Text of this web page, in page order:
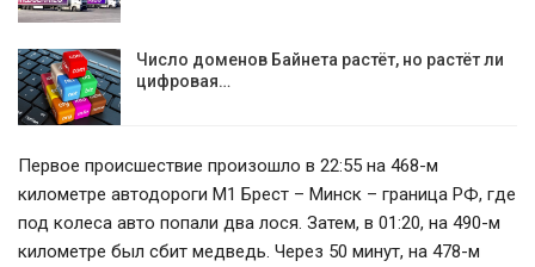
Число доменов Байнета растёт, но растёт ли
цифровая…
Первое происшествие произошло в 22:55 на 468-м
километре автодороги М1 Брест – Минск – граница РФ, где
под колеса авто попали два лося. Затем, в 01:20, на 490-м
километре был сбит медведь. Через 50 минут, на 478-м